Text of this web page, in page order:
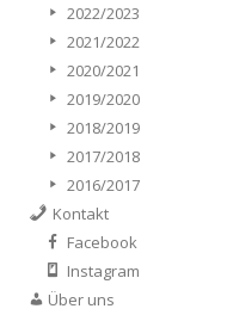
2022/2023
2021/2022
2020/2021
2019/2020
2018/2019
2017/2018
2016/2017
Kontakt
Facebook
Instagram
Über uns